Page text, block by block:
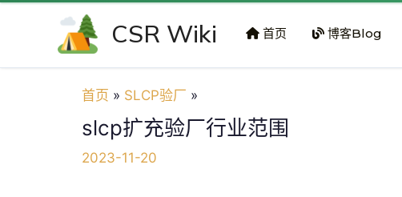
CSR Wiki 首页 博客Blog
首页 SLCP验厂
slcp扩充验厂行业范围
2023-11-20